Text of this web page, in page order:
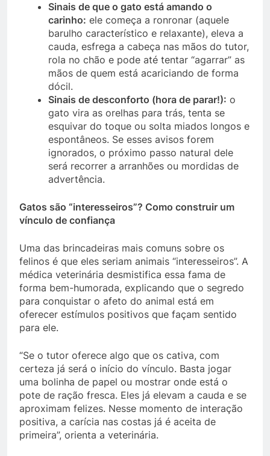
Sinais de que o gato está amando o
carinho: ele começa a ronronar (aquele
barulho característico e relaxante), eleva a
cauda, esfrega a cabeça nas mãos do tutor,
rola no chão e pode até tentar “agarrar” as
mãos de quem está acariciando de forma
dócil.
Sinais de desconforto (hora de parar!): o
gato vira as orelhas para trás, tenta se
esquivar do toque ou solta miados longos e
espontâneos. Se esses avisos forem
ignorados, o próximo passo natural dele
será recorrer a arranhões ou mordidas de
advertência.
Gatos são “interesseiros”? Como construir um
vínculo de confiança
Uma das brincadeiras mais comuns sobre os
felinos é que eles seriam animais “interesseiros”. A
médica veterinária desmistifica essa fama de
forma bem-humorada, explicando que o segredo
para conquistar o afeto do animal está em
oferecer estímulos positivos que façam sentido
para ele.
“Se o tutor oferece algo que os cativa, com
certeza já será o início do vínculo. Basta jogar
uma bolinha de papel ou mostrar onde está o
pote de ração fresca. Eles já elevam a cauda e se
aproximam felizes. Nesse momento de interação
positiva, a carícia nas costas já é aceita de
primeira”, orienta a veterinária.